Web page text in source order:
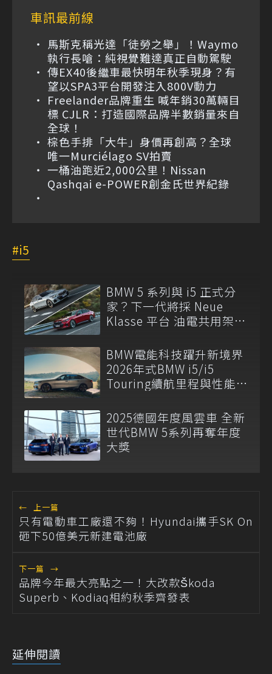
車訊最前線
馬斯克稱光達「徒勞之舉」！Waymo
執行長嗆：純視覺難達真正自動駕駛
傳EX40後繼車最快明年秋季現身？有
望以SPA3平台開發注入800V動力
Freelander品牌重生 喊年銷30萬輛目
標 CJLR：打造國際品牌半數銷量來自
全球！
棕色手排「大牛」身價再創高？全球
唯一Murciélago SV拍賣
一桶油跑近2,000公里！Nissan
Qashqai e-POWER創金氏世界紀錄
i5
BMW 5 系列與 i5 正式分
家？下一代將採 Neue
Klasse 平台 油電共用架構
BMW電能科技躍升新境界
2026年式BMW i5/i5
Touring續航里程與性能
2025德國年度風雲車 全新
世代BMW 5系列再奪年度
大獎
← 上一篇
只有電動車工廠還不夠！Hyundai攜手SK On
砸下50億美元新建電池廠
下一篇 →
品牌今年最大亮點之一！大改款Škoda
Superb、Kodiaq相約秋季齊發表
延伸閱讀